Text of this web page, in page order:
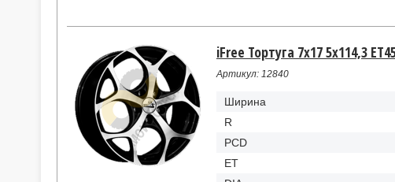
iFree Тортуга 7x17 5x114,3
Артикул: 12840
Ширина
R
PCD
ET